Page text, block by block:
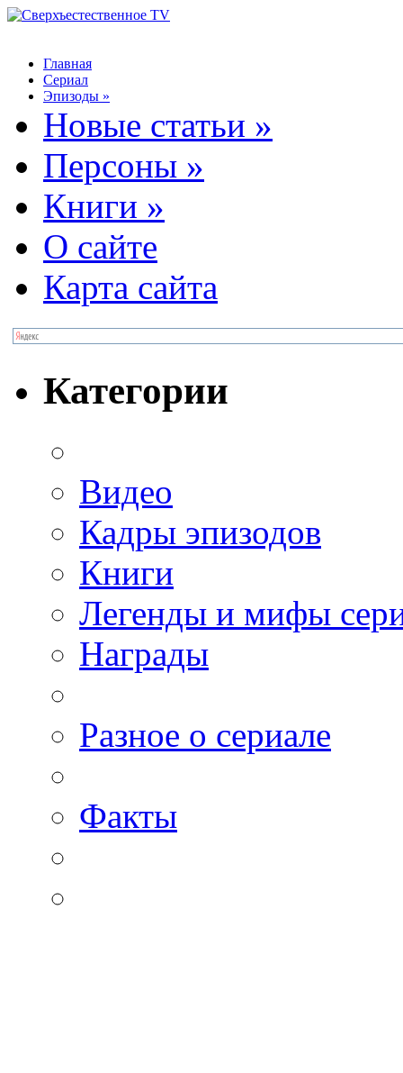
Главная
Сериал
Эпизоды »
Новые статьи »
Персоны »
Книги »
О сайте
Карта сайта
Категории
Видео
Кадры эпизодов
Книги
Легенды и мифы
Награды
Разное о сериале
Факты